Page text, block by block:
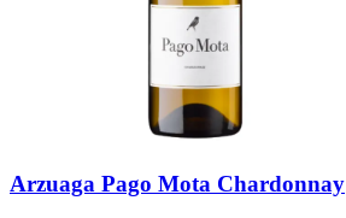
Arzuaga Pago Mota Chardonnay